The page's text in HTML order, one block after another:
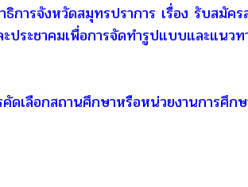
การจังหวัดสมุทรปราการ เรื่อง รับสมั
ะประชาคมเพื่อการจัดทำรูปแบบและแน
ดเลือกสถานศึกษาหรือหน่วยงานการศึก